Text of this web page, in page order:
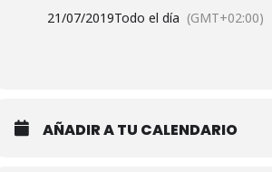
21/07/2019Todo el día (GMT+02:00)
AÑADIR A TU CALENDARIO